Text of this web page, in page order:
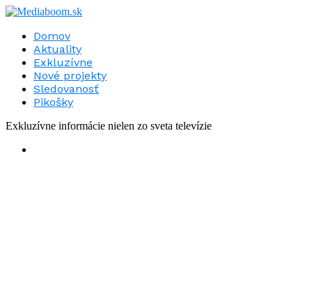
Domov
Aktuality
Exkluzívne
Nové projekty
Sledovanosť
Pikošky
Exkluzívne informácie nielen zo sveta televízie